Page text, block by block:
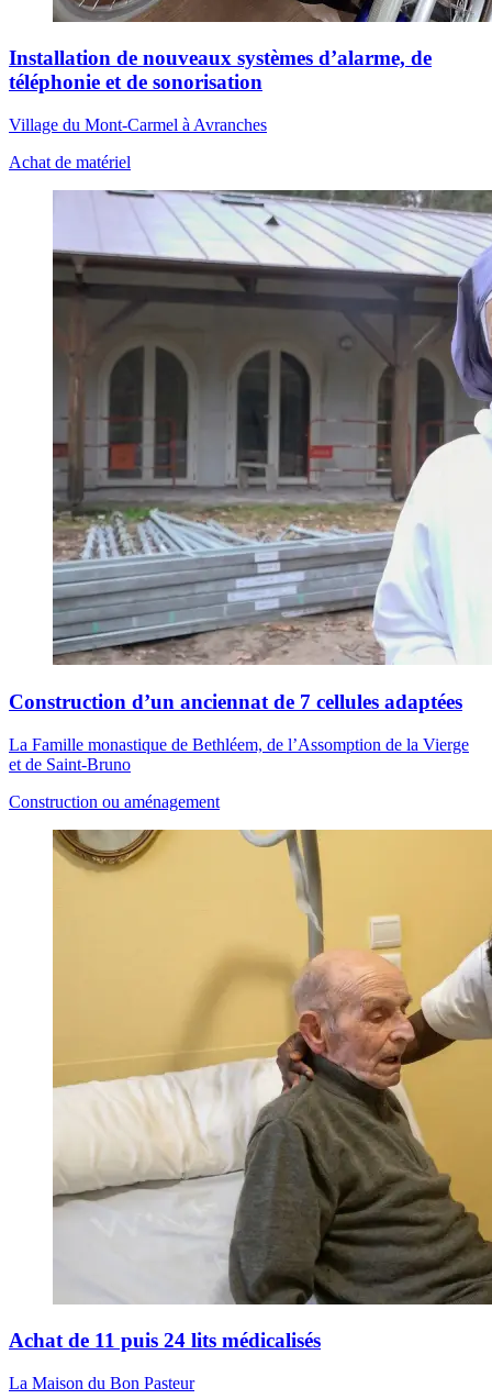
Installation de nouveaux systèmes d’alarme, de
téléphonie et de sonorisation
Village du Mont-Carmel à Avranches
Achat de matériel
Construction d’un anciennat de 7 cellules adaptées
La Famille monastique de Bethléem, de l’Assomption de la Vierge
et de Saint-Bruno
Construction ou aménagement
Achat de 11 puis 24 lits médicalisés
La Maison du Bon Pasteur